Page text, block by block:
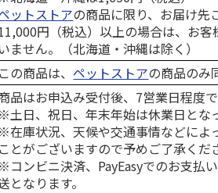
ットストアの商品に限り、お届け先
円（税込）以上の場合は、お客
いません。（北海道・沖縄は除く）
この商品は、ペットストアの商品のみ
品はお申込み受付後、7営業日程度で
※土日、祝日、年末年始は休業日とな
※在庫状況、天候や交通事情などによ
ことがございますので予めご了承くだ
※コンビニ決済、PayEasyでのお支払
となります。